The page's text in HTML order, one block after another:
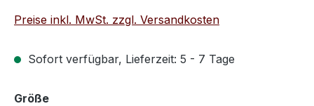
Preise inkl. MwSt. zzgl. Versandkosten
Sofort verfügbar, Lieferzeit: 5 - 7 Tage
Größeauswählen